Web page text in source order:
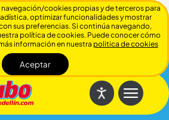
Cerrar
cookies propias y de terceros para
optimizar funcionalidades y mostrar
sus preferencias. Si continúa navegando,
política de cookies. Puede conocer cómo
información en nuestra politica de cookies
Aceptar